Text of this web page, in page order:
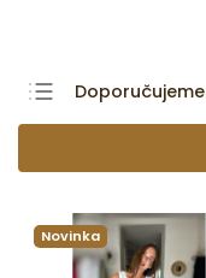
Doporučujeme
Nejlevnější
Nejdražší
Abecedně
Novinka